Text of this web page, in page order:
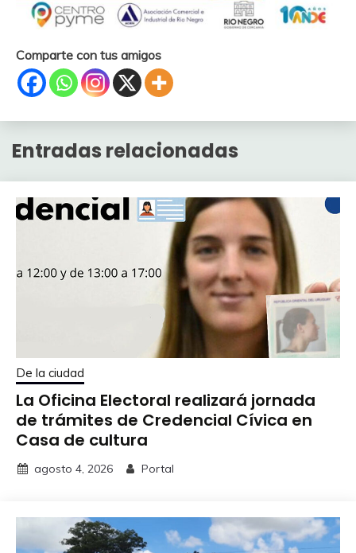
Comparte con tus amigos
Entradas relacionadas
De la ciudad
La Oficina Electoral realizará jornada
de trámites de Credencial Cívica en
Casa de cultura
agosto 4, 2026 Portal